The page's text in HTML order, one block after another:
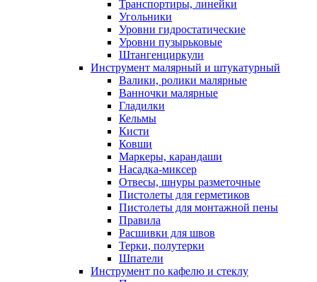
Транспортиры, линейки
Угольники
Уровни гидростатические
Уровни пузырьковые
Штангенциркули
Инструмент малярный и штукатурный
Валики, ролики малярные
Ванночки малярные
Гладилки
Кельмы
Кисти
Ковши
Маркеры, карандаши
Насадка-миксер
Отвесы, шнуры разметочные
Пистолеты для герметиков
Пистолеты для монтажной пены
Правила
Расшивки для швов
Терки, полутерки
Шпатели
Инструмент по кафелю и стеклу